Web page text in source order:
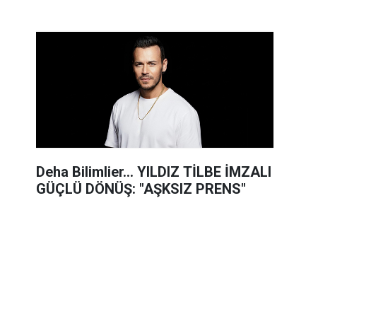
Deha Bilimlier... YILDIZ TİLBE İMZALI
GÜÇLÜ DÖNÜŞ: "AŞKSIZ PRENS"